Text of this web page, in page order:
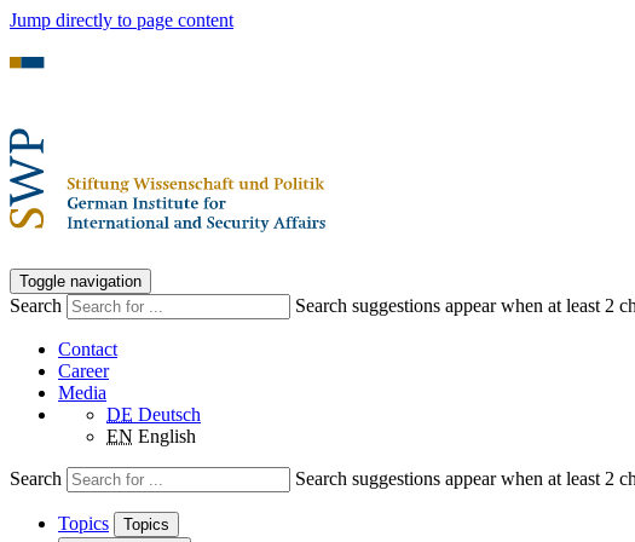
Jump directly to page content
Toggle navigation
Search Search suggestions appear when at least 2
Contact
Career
Media
DE Deutsch
EN English
Search Search suggestions appear when at least 2
Topics
Topics